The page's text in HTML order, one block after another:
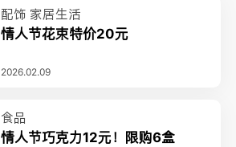
配饰 家居生活
情人节花束特价20元
2026.02.09
食品
情人节巧克力12元！限购6盒